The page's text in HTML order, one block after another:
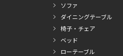
ソファ
ダイニングテーブル
椅子・チェア
ベッド
ローテーブル